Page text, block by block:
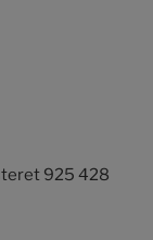
925 428